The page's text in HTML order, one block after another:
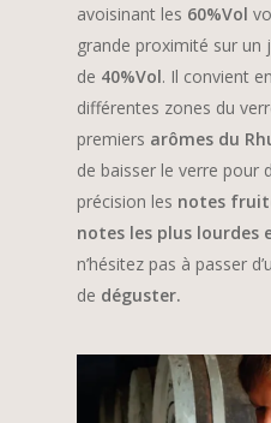
avoisinant les 60%Vol
grande proximité sur un
de 40%Vol. Il convient
différentes zones du
premiers arômes du
de baisser le verre pour
précision les notes
notes les plus lourdes
n’hésitez pas à passer
de déguster.